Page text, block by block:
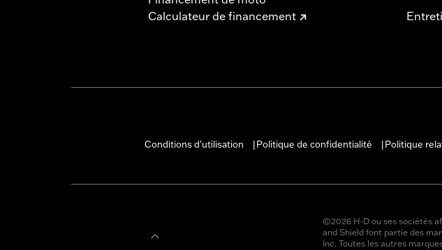
Calculateur de financement
Conditions d'utilisation
Politique de confidentialité Politique
©2026 H-D ou ses sociétés
and Shield font partie des
Inc. Toutes les autres